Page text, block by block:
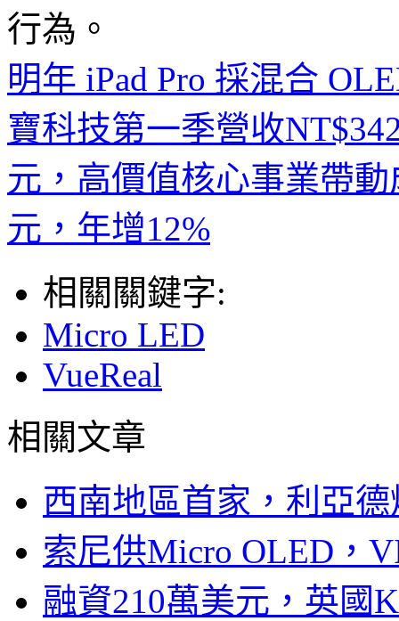
行為。
明年 iPad Pro 採混合
寶科技第一季營收
元，高價值核心事業帶
元，年增12%
相關關鍵字:
Micro LED
VueReal
相關文章
西南地區首家，利亞
索尼供Micro OLED，
融資210萬美元，英國